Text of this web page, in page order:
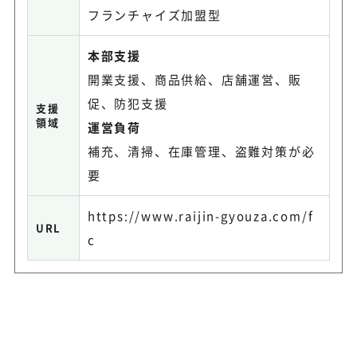
フランチャイズ加盟型
支援
領域
本部支援
開業支援、商品供給、店舗運営、販
促、防犯支援
運営負荷
補充、清掃、在庫管理、盗難対策が必
要
URL
https://www.raijin-gyouza.com/f
c